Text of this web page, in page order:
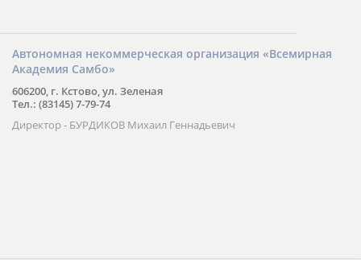
Автономная некоммерческая организация «Всемирная
Академия Самбо»
606200, г. Кстово, ул. Зеленая
Тел.: (83145) 7-79-74
Директор - БУРДИКОВ Михаил Геннадьевич